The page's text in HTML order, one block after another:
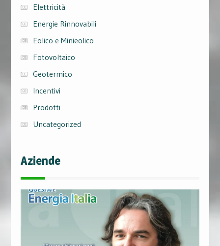
Elettricità
Energie Rinnovabili
Eolico e Minieolico
Fotovoltaico
Geotermico
Incentivi
Prodotti
Uncategorized
Aziende